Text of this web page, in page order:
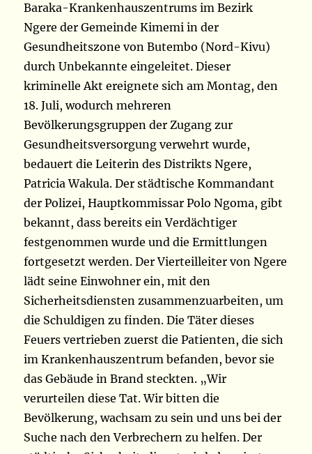
Baraka-Krankenhauszentrums im Bezirk
Ngere der Gemeinde Kimemi in der
Gesundheitszone von Butembo (Nord-Kivu)
durch Unbekannte eingeleitet. Dieser
kriminelle Akt ereignete sich am Montag, den
18. Juli, wodurch mehreren
Bevölkerungsgruppen der Zugang zur
Gesundheitsversorgung verwehrt wurde,
bedauert die Leiterin des Distrikts Ngere,
Patricia Wakula. Der städtische Kommandant
der Polizei, Hauptkommissar Polo Ngoma, gibt
bekannt, dass bereits ein Verdächtiger
festgenommen wurde und die Ermittlungen
fortgesetzt werden. Der Vierteilleiter von Ngere
lädt seine Einwohner ein, mit den
Sicherheitsdiensten zusammenzuarbeiten, um
die Schuldigen zu finden. Die Täter dieses
Feuers vertrieben zuerst die Patienten, die sich
im Krankenhauszentrum befanden, bevor sie
das Gebäude in Brand steckten. „Wir
verurteilen diese Tat. Wir bitten die
Bevölkerung, wachsam zu sein und uns bei der
Suche nach den Verbrechern zu helfen. Der